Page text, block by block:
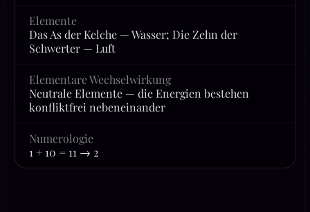
Elemente
Das As der Kelche — Wasser; Die Zehn der
Schwerter — Luft
Elementare Wechselwirkung
Neutrale Elemente — die Energien bestehen
konfliktfrei nebeneinander
Numerologie
1 + 10 = 11 → 2